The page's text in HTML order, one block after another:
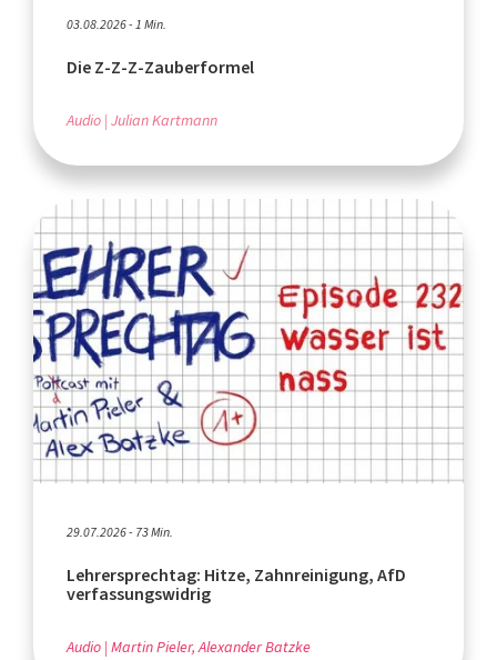
03.08.2026 - 1 Min.
Die Z-Z-Z-Zauberformel
Audio Julian Kartmann
29.07.2026 - 73 Min.
Lehrersprechtag: Hitze, Zahnreinigung, AfD
verfassungswidrig
Audio Martin Pieler, Alexander Batzke